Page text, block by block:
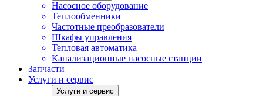
Насосное оборудование
Теплообменники
Частотные преобразователи
Шкафы управления
Тепловая автоматика
Канализационные насосные станции
Запчасти
Услуги и сервис
Услуги и сервис